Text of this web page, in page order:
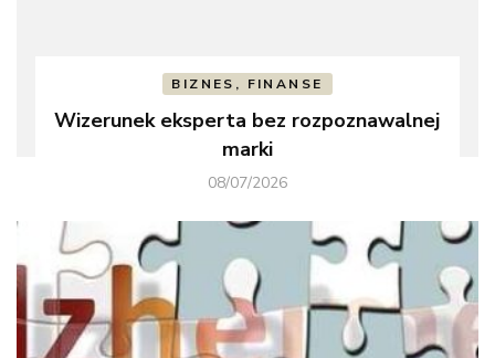
BIZNES, FINANSE
Wizerunek eksperta bez rozpoznawalnej
marki
08/07/2026